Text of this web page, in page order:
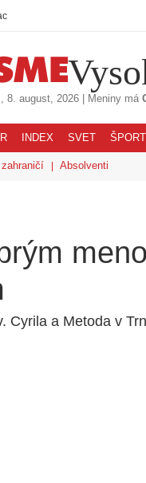
, 8. august, 2026| Meniny má
INDEX SVET ŠPORT
Absolventi
Cyrila a Metoda v